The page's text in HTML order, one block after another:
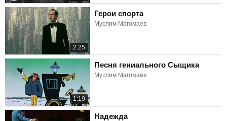
2:25
Герои спорта
Муслим Магомаев
1:19
Песня гениального Сыщика
Муслим Магомаев
Надежда